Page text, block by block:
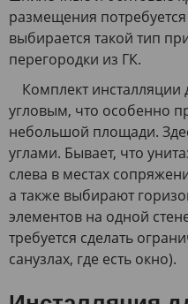
размещения
выбирается такой тип
перегородки из ГК.
Комплект инсталляции
угловым, что особенно
небольшой площади.
углами. Бывает, что
слева в местах
а также выбирают
элементов на одной
требуется сделать
санузлах, где есть окно).